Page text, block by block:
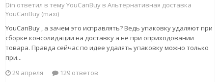
Din ответил в тему YouCanBuy в Альтернативная доставка
YouCanBuy (maxi)
YouCanBuy , а зачем это исправлять? Ведь упаковку удаляют при
сборке консолидации на доставку а не при оприходовании
товара. Правда сейчас по идее удалять упаковку можно только
при...
29 апреля
129 ответов